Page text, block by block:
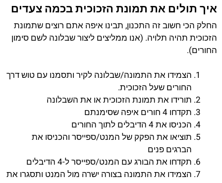
איך תולים את תמונת הזכוכית בכמה צעדים
החלק הכי חשוב זה התכנון, תבינו איפה אתם רוצים שתמונת
הזכוכית תהיה תלויה. (אנו ממליצים ליצור שבלונה לשם סימון
החורים).
הצמידו את התמונה/שבלונה לקיר ותסמנו עם טוש דרך
החורים שעל הזכוכית.
תורידו את תמונת הזכוכית או את השבלונה
תקדחו 4 חורים איפה שסימנתם
הכניסו את 4 הדיבלים לתוך החורים
תוציאו את הפקק של המנט/ספייסר והכניסו את
הברגים פנים
תקדחו את הבורג עם המנט/ספייסר ל-4 הדיבלים
הצמידו את התמונה בצורה ישרה מול המנט ותסגרו את